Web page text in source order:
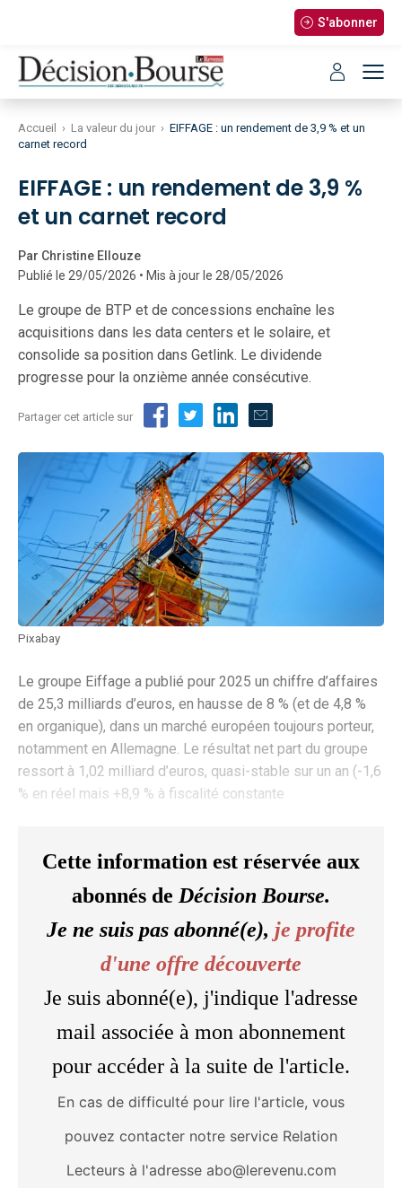
S'abonner
Accueil › La valeur du jour › EIFFAGE : un rendement de 3,9 % et un
carnet record
EIFFAGE : un rendement de 3,9 %
et un carnet record
Par Christine Ellouze
Publié le 29/05/2026 • Mis à jour le 28/05/2026
Le groupe de BTP et de concessions enchaîne les
acquisitions dans les data centers et le solaire, et
consolide sa position dans Getlink. Le dividende
progresse pour la onzième année consécutive.
Partager cet article sur
Pixabay
Le groupe Eiffage a publié pour 2025 un chiffre d’affaires
de 25,3 milliards d’euros, en hausse de 8 % (et de 4,8 %
en organique), dans un marché européen toujours porteur,
notamment en Allemagne. Le résultat net part du groupe
ressort à 1,02 milliard d’euros, quasi-stable sur un an (-1,6
% en réel mais +8,9 % à fiscalité constante
Cette information est réservée aux
abonnés de Décision Bourse.
Je ne suis pas abonné(e), je profite
d'une offre découverte
Je suis abonné(e), j'indique l'adresse
mail associée à mon abonnement
pour accéder à la suite de l'article.
En cas de difficulté pour lire l'article, vous
pouvez contacter notre service Relation
Lecteurs à l'adresse abo@lerevenu.com